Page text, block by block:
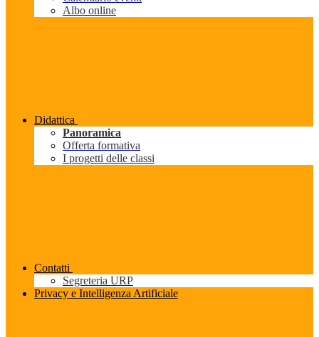
Albo online
Didattica
Panoramica
Offerta formativa
I progetti delle classi
Contatti
Segreteria URP
Privacy e Intelligenza Artificiale